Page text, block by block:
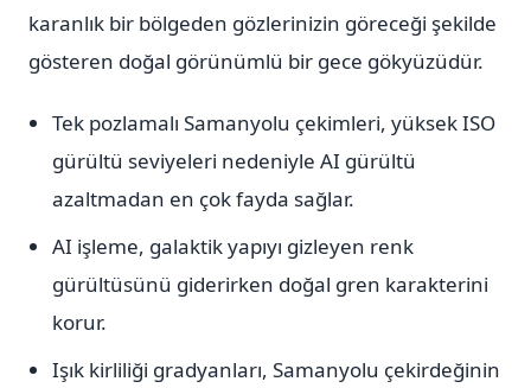
karanlık bir bölgeden gözlerinizin göreceği şekilde
gösteren doğal görünümlü bir gece gökyüzüdür.
Tek pozlamalı Samanyolu çekimleri, yüksek ISO
gürültü seviyeleri nedeniyle AI gürültü
azaltmadan en çok fayda sağlar.
AI işleme, galaktik yapıyı gizleyen renk
gürültüsünü giderirken doğal gren karakterini
korur.
Işık kirliliği gradyanları, Samanyolu çekirdeğinin